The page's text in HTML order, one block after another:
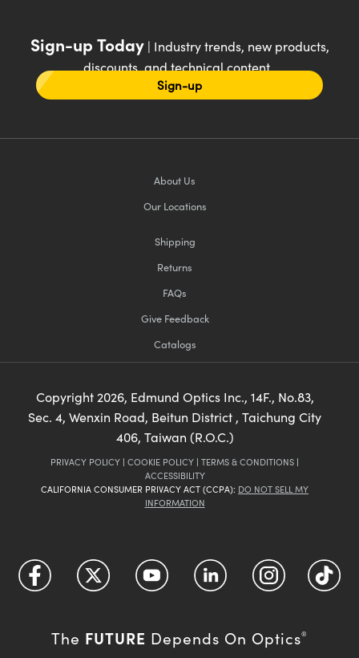
Sign-up Today| Industry trends, new products,
discounts, and technical content
Sign-up
About Us
Our Locations
Shipping
Returns
FAQs
Give Feedback
Catalogs
Copyright 2026, Edmund Optics Inc., 14F., No.83,
Sec. 4, Wenxin Road, Beitun District , Taichung City
406, Taiwan (R.O.C.)
PRIVACY POLICY | COOKIE POLICY | TERMS & CONDITIONS |
ACCESSIBILITY
CALIFORNIA CONSUMER PRIVACY ACT (CCPA): DO NOT SELL MY
INFORMATION
The FUTURE Depends On Optics®